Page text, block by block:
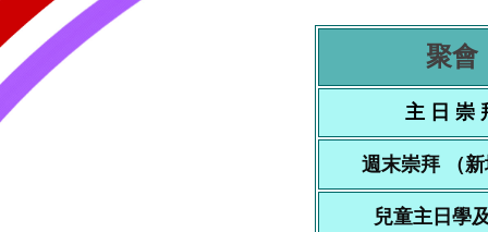
聚會
主 日 崇
週末崇拜 （
兒童主日學